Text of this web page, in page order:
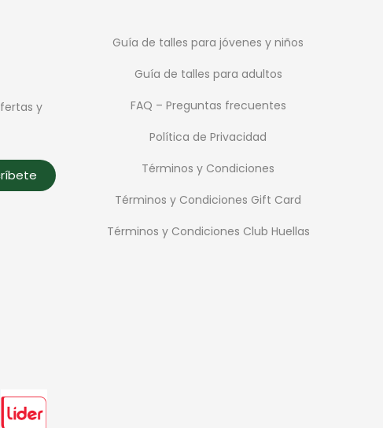
y
Guía de talles para jóvenes y niños
Guía de talles para adultos
FAQ – Preguntas frecuentes
Política de Privacidad
Términos y Condiciones
Términos y Condiciones Gift Card
Términos y Condiciones Club Huellas